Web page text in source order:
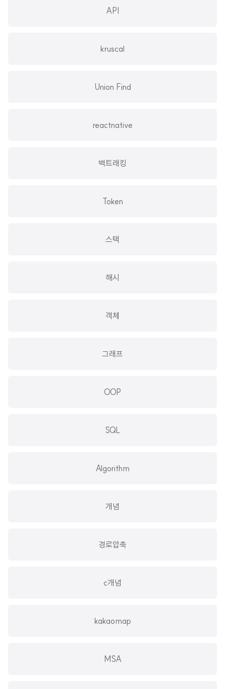
API
kruscal
Union Find
reactnative
백트래킹
Token
스택
해시
객체
그래프
OOP
SQL
Algorithm
개념
경로압축
c개념
kakaomap
MSA